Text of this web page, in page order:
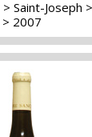
Saint-Joseph
2007